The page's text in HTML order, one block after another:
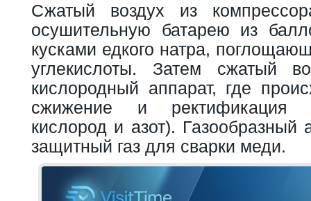
Сжатый воздух из
осушительную батарею из
кусками едкого натра,
углекислоты. Затем сжатый
кислородный аппарат, где
сжижение и ректификация
кислород и азот). Газообразный
защитный газ для сварки меди.